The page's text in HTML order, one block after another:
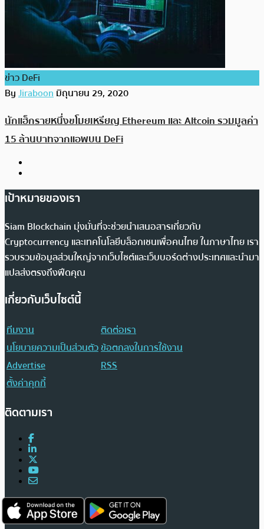
ข่าว DeFi
ByJiraboonมิถุนายน 29, 2020
นักแฮ็กรายหนึ่งขโมยเหรียญ Ethereum และ Altcoin รวมมูลค่า
15 ล้านบาทจากแอพบน DeFi
เป้าหมายของเรา
Siam Blockchain มุ่งมั่นที่จะช่วยนำเสนอสารเกี่ยวกับ
Cryptocurrency และเทคโนโลยีบล็อกเชนเพื่อคนไทย ในภาษาไทย เรา
รวบรวมข้อมูลส่วนใหญ่จากเว็บไซต์และเว็บบอร์ดต่างประเทศและนำมา
แปลส่งตรงถึงฟีดคุณ
เกี่ยวกับเว็บไซต์นี้
ทีมงาน
ติดต่อเรา
นโยบายความเป็นส่วนตัวข้อตกลงในการใช้งาน
Advertise
RSS
ตั้งค่าคุกกี้
ติดตามเรา